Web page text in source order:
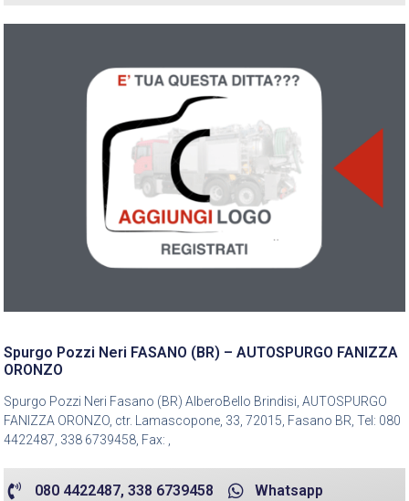
Spurgo Pozzi Neri FASANO (BR) – AUTOSPURGO FANIZZA
ORONZO
Spurgo Pozzi Neri Fasano (BR) AlberoBello Brindisi, AUTOSPURGO
FANIZZA ORONZO, ctr. Lamascopone, 33, 72015, Fasano BR, Tel: 080
4422487, 338 6739458, Fax: ,
080 4422487, 338 6739458 Whatsapp